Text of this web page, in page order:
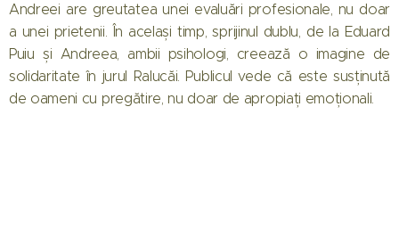
Andreei are greutatea unei evaluări profesionale, nu doar
a unei prietenii. În același timp, sprijinul dublu, de la Eduard
Puiu și Andreea, ambii psihologi, creează o imagine de
solidaritate în jurul Ralucăi. Publicul vede că este susținută
de oameni cu pregătire, nu doar de apropiați emoționali.